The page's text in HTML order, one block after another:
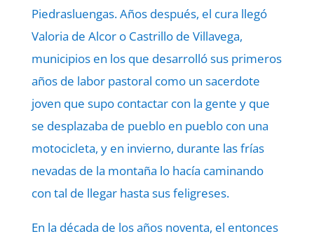
Piedrasluengas. Años después, el cura llegó
Valoria de Alcor o Castrillo de Villavega,
municipios en los que desarrolló sus primeros
años de labor pastoral como un sacerdote
joven que supo contactar con la gente y que
se desplazaba de pueblo en pueblo con una
motocicleta, y en invierno, durante las frías
nevadas de la montaña lo hacía caminando
con tal de llegar hasta sus feligreses.
En la década de los años noventa, el entonces